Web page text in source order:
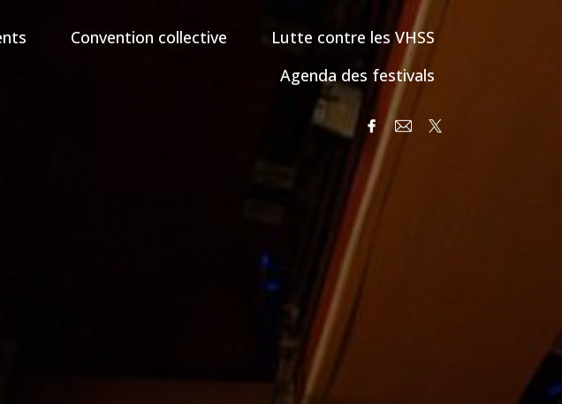
Convention collective
Lutte contre les VHSS
Agenda des festivals